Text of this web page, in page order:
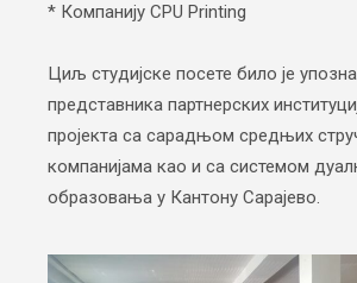
* Компанију CPU Printing
Циљ студијске посете било је
представника партнерских
пројекта са сарадњом средњих
компанијама као и са системом
образовања у Кантону Сарајево.